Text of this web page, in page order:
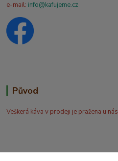
e-mail: info@kafujeme.cz
Původ
Veškerá káva v prodeji je pražena u nás